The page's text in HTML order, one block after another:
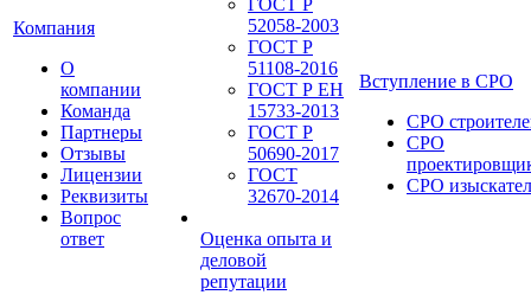
Компания
О
компании
Команда
Партнеры
Отзывы
Лицензии
Реквизиты
Вопрос
ответ
ГОСТ Р
52058-2003
ГОСТ Р
51108-2016
ГОСТ Р ЕН
15733-2013
ГОСТ Р
50690-2017
ГОСТ
32670-2014
Оценка опыта и
деловой
репутации
Вступление в СРО
СРО
СРО
СРО